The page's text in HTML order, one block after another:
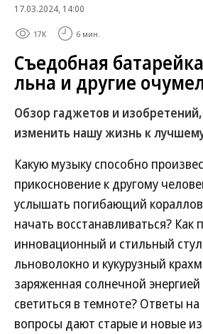
17.03.2024, 14:00
17K 6 мин.
Съедобная
льна и другие
Обзор гаджетов и
изменить нашу жизнь к
Какую музыку способно
прикосновение к другому
услышать погибающий
начать восстанавливаться? Как
инновационный и стильный
льноволокно и кукурузный
заряженная солнечной
светиться в темноте? Ответы на
вопросы дают старые и новые